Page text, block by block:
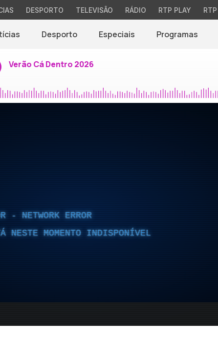
DESPORTO TELEVISÃO RÁDIO RTP PLAY
Desporto Especiais Programas
Verão Cá Dentro 2026
- NETWORK ERROR
NESTE MOMENTO INDISPONÍVEL